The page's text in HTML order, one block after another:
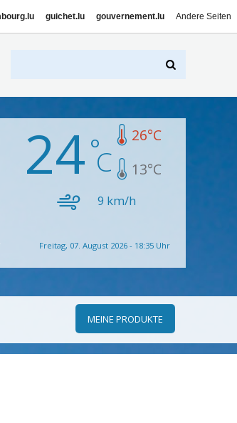
guichet.lu gouvernement.lu Andere Seiten
24 26°C
13°C
9 km/h
Freitag, 07. August 2026 - 18:35 Uhr
MEINE PRODUKTE